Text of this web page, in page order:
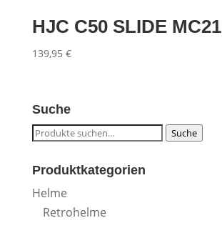
HJC C50 SLIDE MC21
139,95 €
Suche
Suche
Suche
Produktkategorien
Helme
Retrohelme